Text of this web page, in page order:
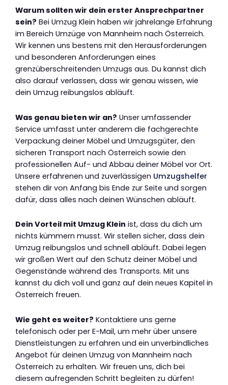
Warum sollten wir dein erster Ansprechpartner
sein? Bei Umzug Klein haben wir jahrelange Erfahrung
im Bereich Umzüge von Mannheim nach Österreich.
Wir kennen uns bestens mit den Herausforderungen
und besonderen Anforderungen eines
grenzüberschreitenden Umzugs aus. Du kannst dich
also darauf verlassen, dass wir genau wissen, wie
dein Umzug reibungslos abläuft.
Was genau bieten wir an? Unser umfassender
Service umfasst unter anderem die fachgerechte
Verpackung deiner Möbel und Umzugsgüter, den
sicheren Transport nach Österreich sowie den
professionellen Auf- und Abbau deiner Möbel vor Ort.
Unsere erfahrenen und zuverlässigen Umzugshelfer
stehen dir von Anfang bis Ende zur Seite und sorgen
dafür, dass alles nach deinen Wünschen abläuft.
Dein Vorteil mit Umzug Klein ist, dass du dich um
nichts kümmern musst. Wir stellen sicher, dass dein
Umzug reibungslos und schnell abläuft. Dabei legen
wir großen Wert auf den Schutz deiner Möbel und
Gegenstände während des Transports. Mit uns
kannst du dich voll und ganz auf dein neues Kapitel in
Österreich freuen.
Wie geht es weiter? Kontaktiere uns gerne
telefonisch oder per E-Mail, um mehr über unsere
Dienstleistungen zu erfahren und ein unverbindliches
Angebot für deinen Umzug von Mannheim nach
Österreich zu erhalten. Wir freuen uns, dich bei
diesem aufregenden Schritt begleiten zu dürfen!